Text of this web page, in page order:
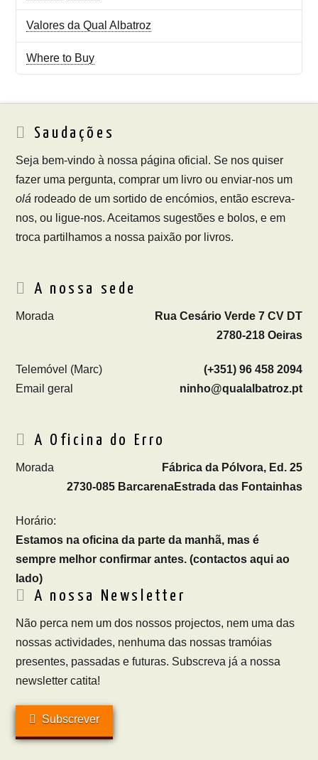
Valores da Qual Albatroz
Where to Buy
Saudações
Seja bem-vindo à nossa página oficial. Se nos quiser
fazer uma pergunta, comprar um livro ou enviar-nos um
olá rodeado de um sortido de encómios, então escreva-
nos, ou ligue-nos. Aceitamos sugestões e bolos, e em
troca partilhamos a nossa paixão por livros.
A nossa sede
Morada
Rua Cesário Verde 7 CV DT
2780-218 Oeiras
Telemóvel (Marc)
(+351) 96 458 2094
Email geral
ninho@qualalbatroz.pt
A Oficina do Erro
Morada
Fábrica da Pólvora, Ed. 25
Estrada das Fontainhas
2730-085 Barcarena
Horário:
Estamos na oficina da parte da manhã, mas é
sempre melhor confirmar antes. (contactos aqui ao
lado)
A nossa Newsletter
Não perca nem um dos nossos projectos, nem uma das
nossas actividades, nenhuma das nossas tramóias
presentes, passadas e futuras. Subscreva já a nossa
newsletter catita!
Subscrever